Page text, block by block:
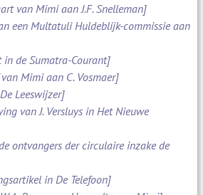
van Mimi aan J.F. Snelleman]
een Multatuli Huldeblijk-commissie aan
de Sumatra-Courant]
Mimi aan C. Vosmaer]
Leeswijzer]
van J. Versluys in Het Nieuwe
ontvangers der circulaire inzake de
in De Telefoon]